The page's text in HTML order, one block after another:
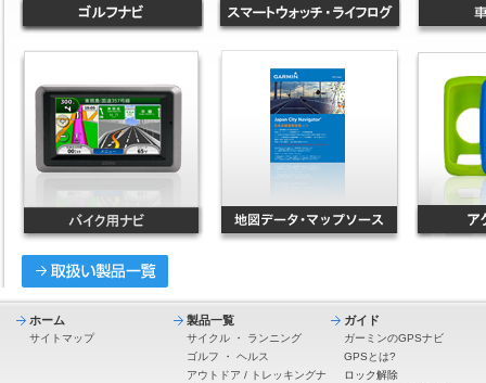
ホーム
サイトマップ
製品一覧
サイクル ・ ランニング
ゴルフ ・ ヘルス
アウトドア / トレッキングナ
ガイド
ガーミンのGPSナビ
GPSとは?
ロック解除